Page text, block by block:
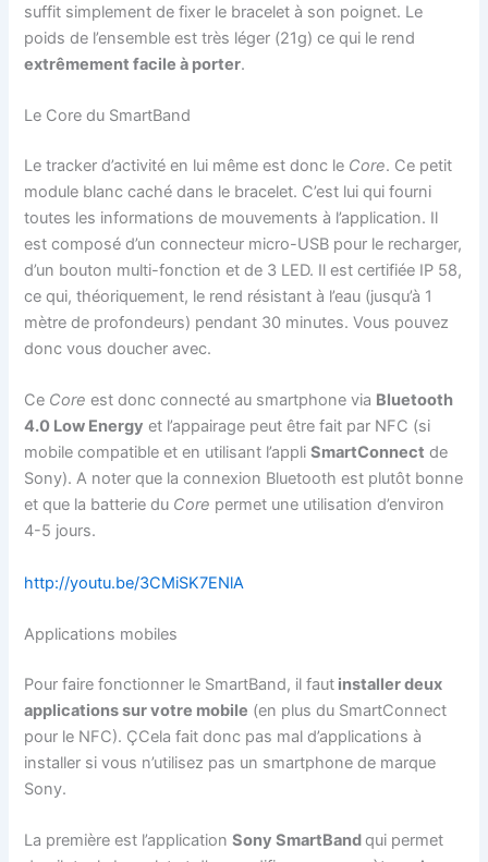
suffit simplement de fixer le bracelet à son poignet. Le
poids de l’ensemble est très léger (21g) ce qui le rend
extrêmement facile à porter.
Le Core du SmartBand
Le tracker d’activité en lui même est donc le Core. Ce petit
module blanc caché dans le bracelet. C’est lui qui fourni
toutes les informations de mouvements à l’application. Il
est composé d’un connecteur micro-USB pour le recharger,
d’un bouton multi-fonction et de 3 LED. Il est certifiée IP 58,
ce qui, théoriquement, le rend résistant à l’eau (jusqu’à 1
mètre de profondeurs) pendant 30 minutes. Vous pouvez
donc vous doucher avec.
Ce Core est donc connecté au smartphone via Bluetooth
4.0 Low Energy et l’appairage peut être fait par NFC (si
mobile compatible et en utilisant l’appliSmartConnect de
Sony). A noter que la connexion Bluetooth est plutôt bonne
et que la batterie du Core permet une utilisation d’environ
4-5 jours.
http://youtu.be/3CMiSK7ENlA
Applications mobiles
Pour faire fonctionner le SmartBand, il faut installer deux
applications sur votre mobile (en plus du SmartConnect
pour le NFC). ÇCela fait donc pas mal d’applications à
installer si vous n’utilisez pas un smartphone de marque
Sony.
La première est l’applicationSony SmartBandqui permet